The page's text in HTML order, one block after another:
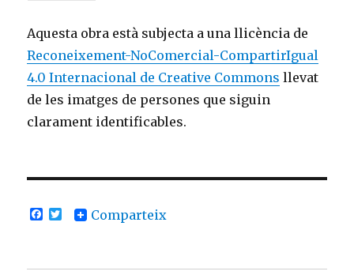
Aquesta obra està subjecta a una llicència de
Reconeixement-NoComercial-CompartirIgual
4.0 Internacional de Creative Commons llevat
de les imatges de persones que siguin
clarament identificables.
F
Comparteix